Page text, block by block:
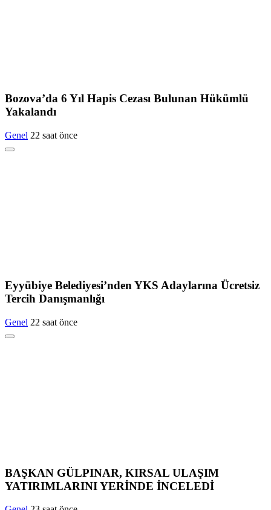
Bozova’da 6 Yıl Hapis Cezası Bulunan Hükümlü
Yakalandı
Genel 22 saat önce
Eyyübiye Belediyesi’nden YKS Adaylarına Ücretsiz
Tercih Danışmanlığı
Genel 22 saat önce
BAŞKAN GÜLPINAR, KIRSAL ULAŞIM
YATIRIMLARINI YERİNDE İNCELEDİ